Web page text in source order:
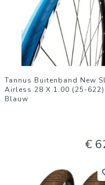
Tannus Buitenband New
Airless 28 X 1.00 (25-622)
Blauw
€